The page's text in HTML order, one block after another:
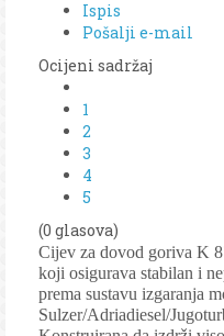
Ispis
Pošalji e-mail
Ocijeni sadržaj
1
2
3
4
5
(0 glasova)
Cijev za dovod goriva K
koji osigurava stabilan i
prema sustavu izgaranja
Sulzer/Adriadiesel/